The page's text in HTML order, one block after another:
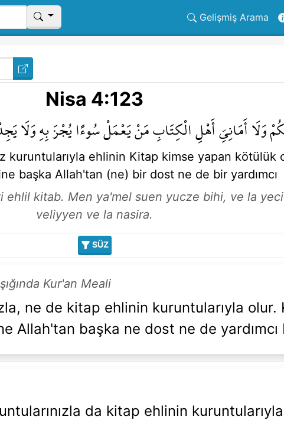
Gelişmiş Arama
Nisa 4:123
وَلَاأَمَانِيِّأَهْلِالْكِتَابِمَنْيَعْمَلْسُوءًايُجْزَبِهِوَلَا
kuruntularıyla ehlinin Kitap kimse yapan kötülük
başka Allah'tan (ne) bir dost ne de bir yardımcı
ehlil kitab. Men ya'mel suen yucze bihi, ve la
veliyyen ve la nasira.
SÜZ
Kur'an Meali
ne de kitap ehlinin kuruntularıyla olur.
Allah'tan başka ne dost ne de yardımcı
da kitap ehlinin